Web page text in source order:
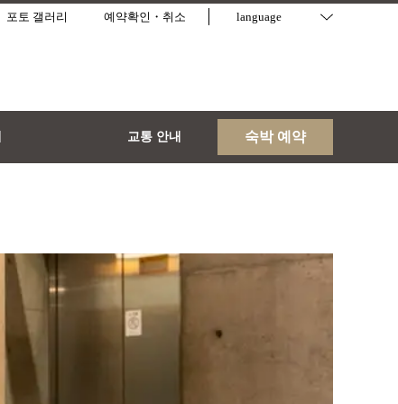
포토 갤러리 예약확인・취소 language
교통 안내 숙박 예약